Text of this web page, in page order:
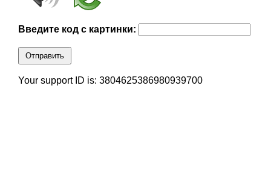
Введите код с картинки:
Отправить
Your support ID is: 3804625386980939700